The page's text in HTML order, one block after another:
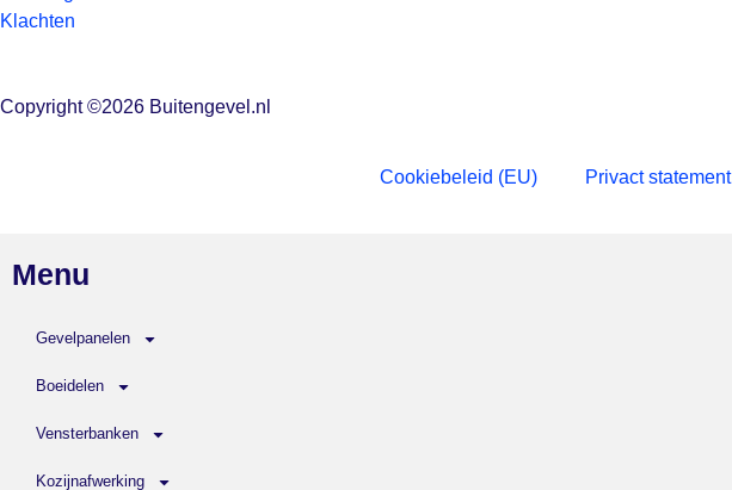
Klachten
Copyright ©2026 Buitengevel.nl
Cookiebeleid (EU) Privact statement
Menu
Gevelpanelen
Boeidelen
Vensterbanken
Kozijnafwerking